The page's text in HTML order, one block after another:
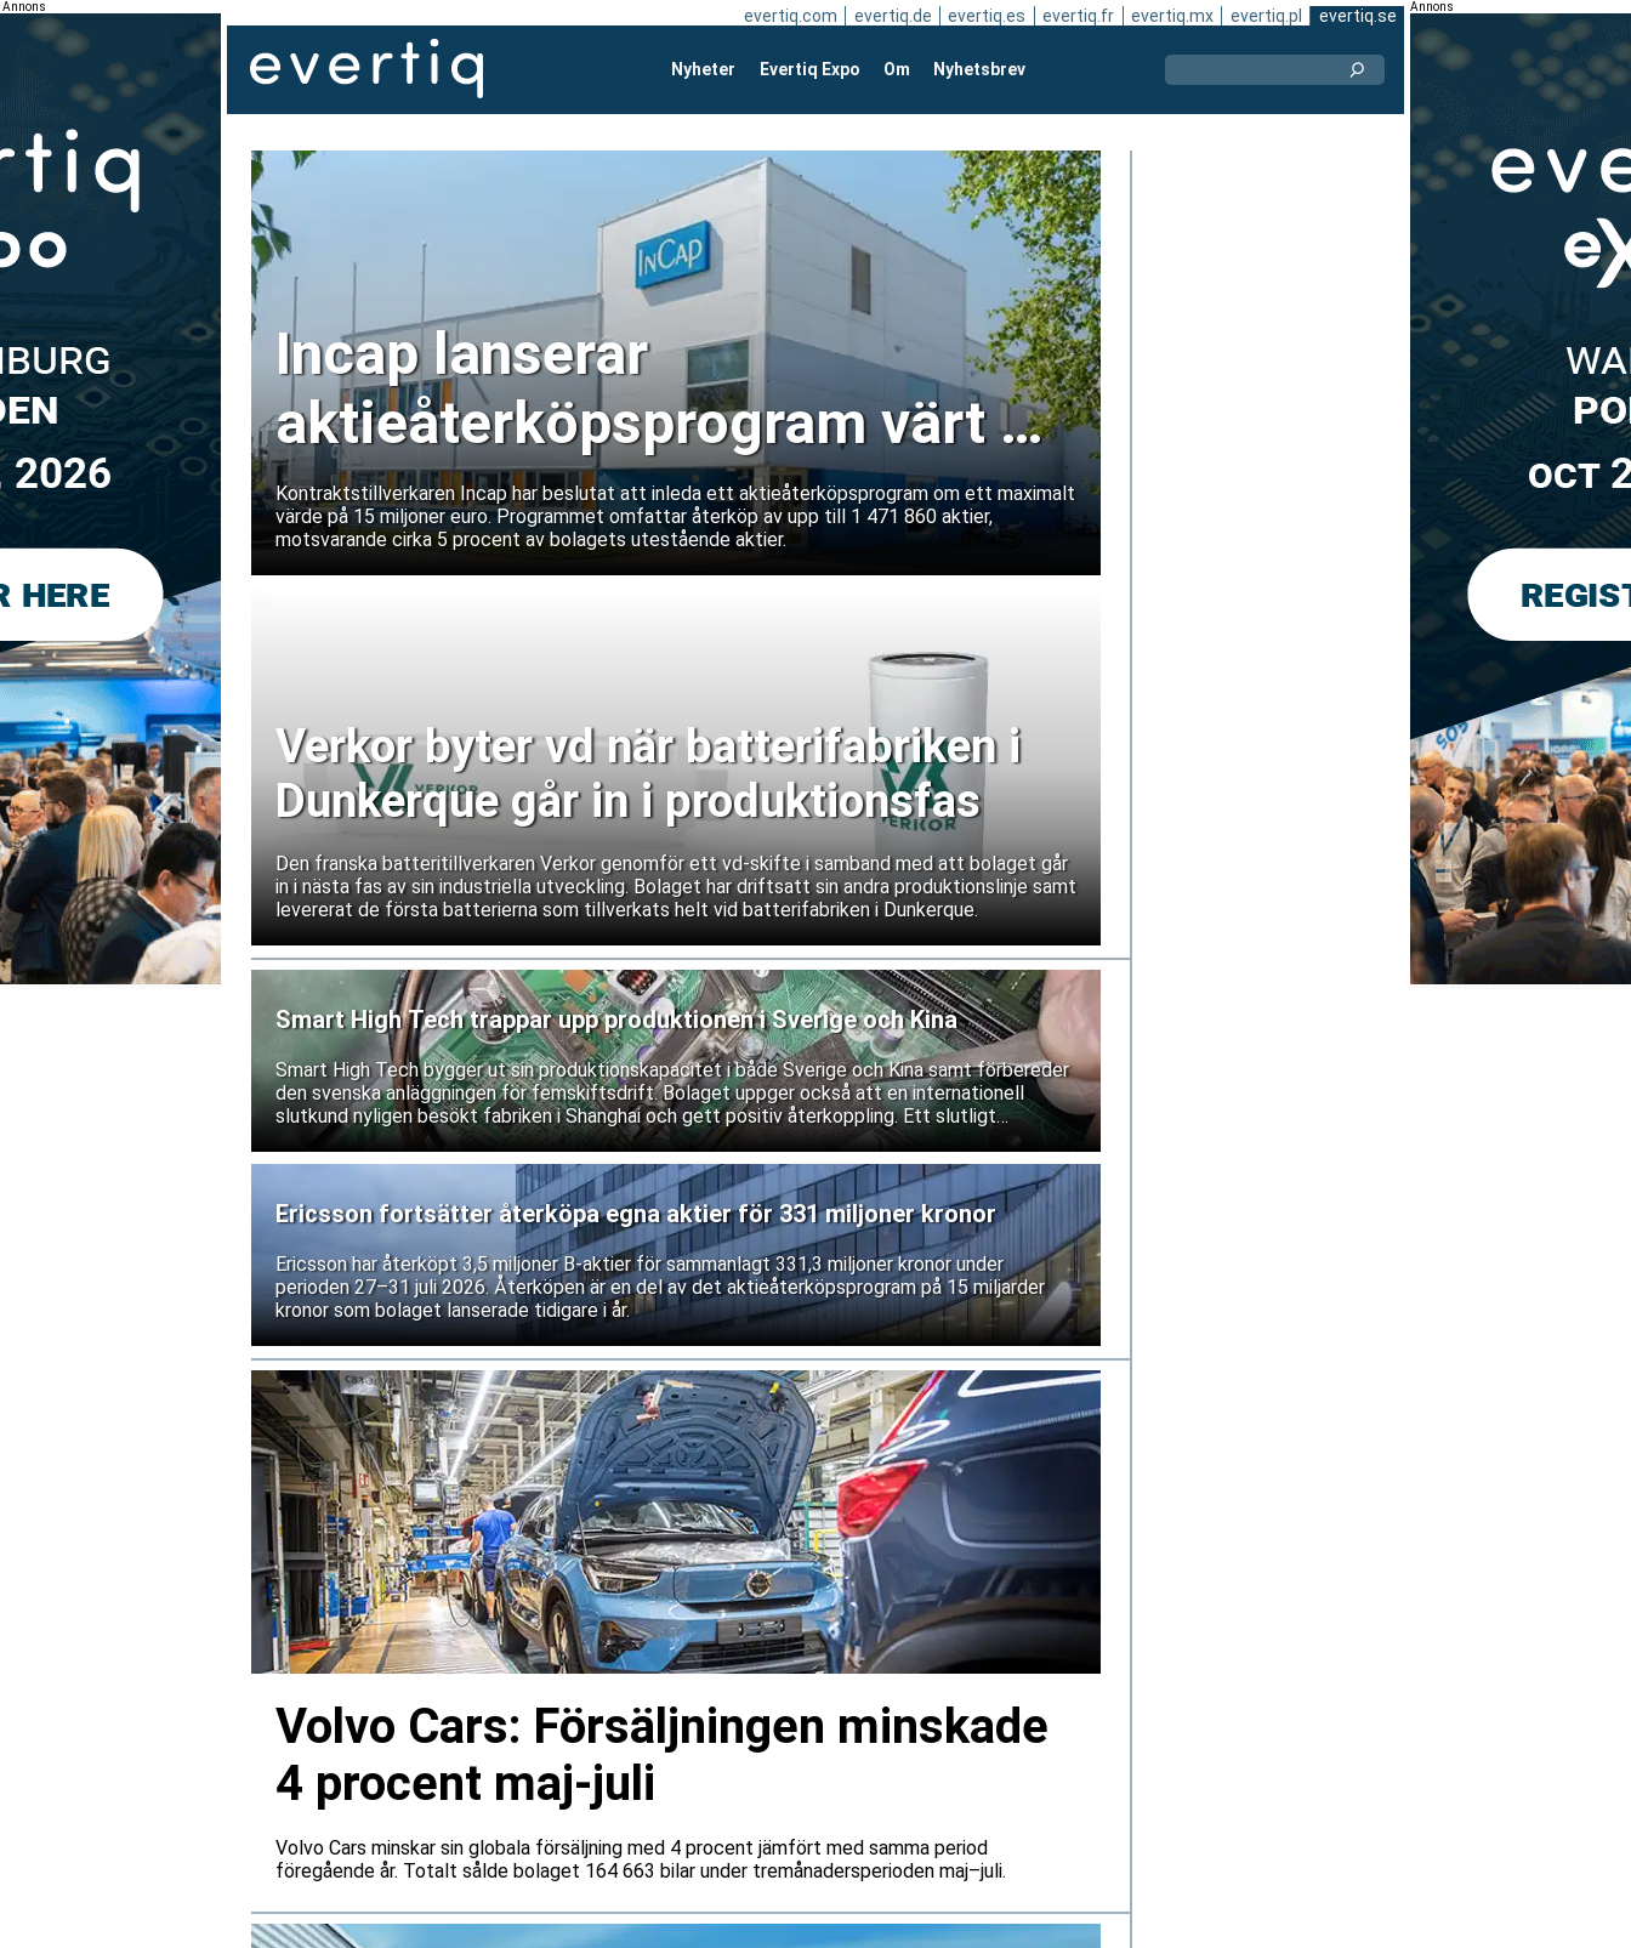
Annons evertiq.com evertiq.de evertiq.es evertiq.fr evertiq.mx evertiq.pl evertiq.se
Nyheter Evertiq Expo Om Nyhetsbrev
Incap lanserar
aktieåterköpsprogram värt 15
miljoner euro
Kontraktstillverkaren Incap har beslutat att inleda ett aktieåterköpsprogram om ett maximalt
värde på 15 miljoner euro. Programmet omfattar återköp av upp till 1 471 860 aktier,
motsvarande cirka 5 procent av bolagets utestående aktier.
Verkor byter vd när batterifabriken i
Dunkerque går in i produktionsfas
Den franska batteritillverkaren Verkor genomför ett vd-skifte i samband med att bolaget går
in i nästa fas av sin industriella utveckling. Bolaget har driftsatt sin andra produktionslinje samt
levererat de första batterierna som tillverkats helt vid batterifabriken i Dunkerque.
Smart High Tech trappar upp produktionen i Sverige och Kina
Smart High Tech bygger ut sin produktionskapacitet i både Sverige och Kina samt förbereder
den svenska anläggningen för femskiftsdrift. Bolaget uppger också att en internationell
slutkund nyligen besökt fabriken i Shanghai och gett positiv återkoppling. Ett slutligt
leverantörsgodkännande inväntas dock fortfarande.
Ericsson fortsätter återköpa egna aktier för 331 miljoner kronor
Ericsson har återköpt 3,5 miljoner B-aktier för sammanlagt 331,3 miljoner kronor under
perioden 27–31 juli 2026. Återköpen är en del av det aktieåterköpsprogram på 15 miljarder
kronor som bolaget lanserade tidigare i år.
Volvo Cars: Försäljningen minskade
4 procent maj-juli
Volvo Cars minskar sin globala försäljning med 4 procent jämfört med samma period
föregående år. Totalt sålde bolaget 164 663 bilar under tremånadersperioden maj–juli.
Annons